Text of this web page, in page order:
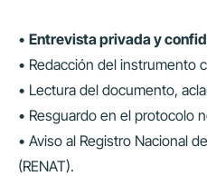
• Entrevista privada y
• Redacción del instrumento
• Lectura del documento,
• Resguardo en el protocolo
• Aviso al Registro Nacional
(RENAT).